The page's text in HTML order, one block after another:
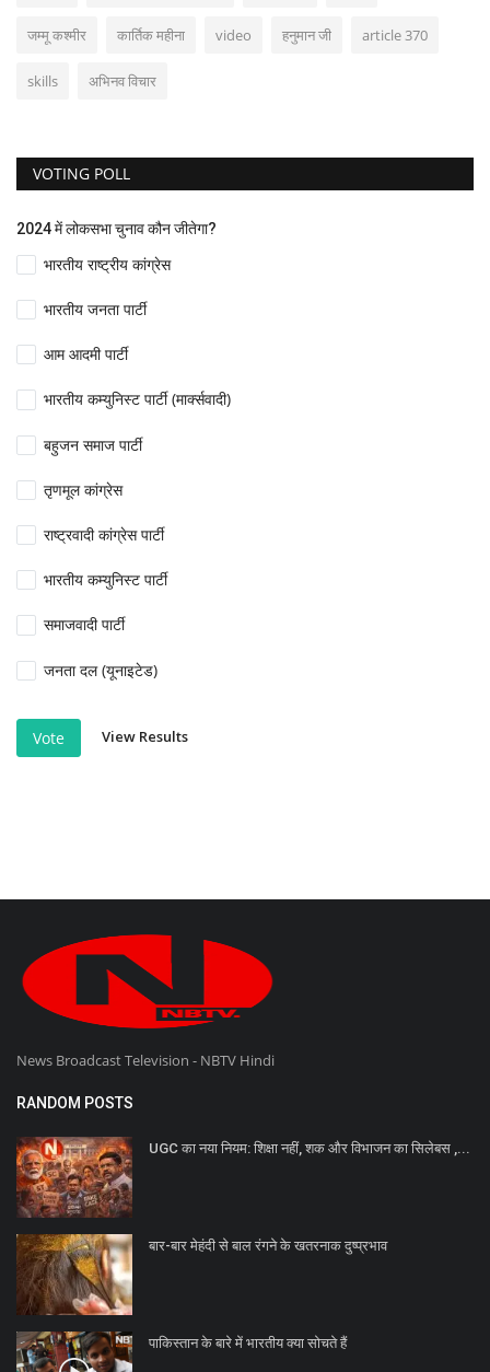
जम्मू कश्मीर कार्तिक महीना video हनुमान जी article 370
skills अभिनव विचार
VOTING POLL
2024 में लोकसभा चुनाव कौन जीतेगा?
भारतीय राष्ट्रीय कांग्रेस
भारतीय जनता पार्टी
आम आदमी पार्टी
भारतीय कम्युनिस्ट पार्टी (मार्क्सवादी)
बहुजन समाज पार्टी
तृणमूल कांग्रेस
राष्ट्रवादी कांग्रेस पार्टी
भारतीय कम्युनिस्ट पार्टी
समाजवादी पार्टी
जनता दल (यूनाइटेड)
Vote View Results
News Broadcast Television - NBTV Hindi
RANDOM POSTS
UGC का नया नियम: शिक्षा नहीं, शक और विभाजन का सिलेबस ,...
बार-बार मेहंदी से बाल रंगने के खतरनाक दुष्प्रभाव
पाकिस्तान के बारे में भारतीय क्या सोचते हैं